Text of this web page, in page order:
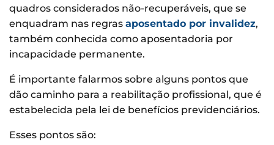
quadros considerados não-recuperáveis, que se
enquadram nas regras aposentado por invalidez,
também conhecida como aposentadoria por
incapacidade permanente.
É importante falarmos sobre alguns pontos que
dão caminho para a reabilitação profissional, que é
estabelecida pela lei de benefícios previdenciários.
Esses pontos são: